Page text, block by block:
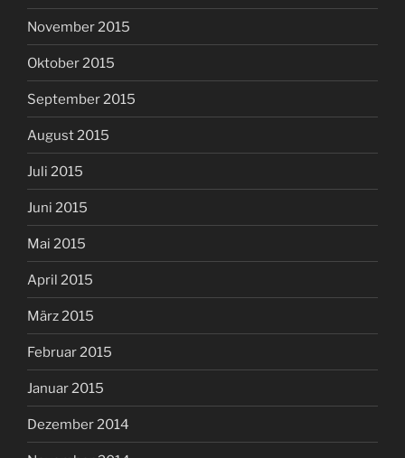
November 2015
Oktober 2015
September 2015
August 2015
Juli 2015
Juni 2015
Mai 2015
April 2015
März 2015
Februar 2015
Januar 2015
Dezember 2014